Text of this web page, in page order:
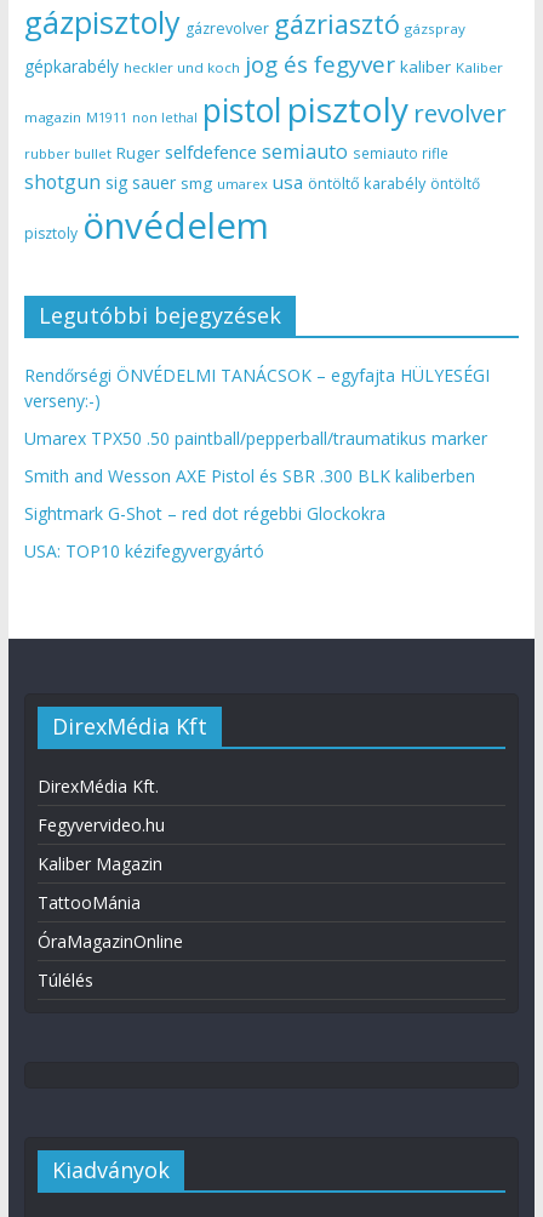
gázpisztoly gázrevolver gázriasztó gázspray
gépkarabély heckler und koch jog és fegyver kaliber Kaliber
magazin M1911 non lethal pistol pisztoly revolver
rubber bullet Ruger selfdefence semiauto semiauto rifle
shotgun sig sauer smg umarex usa öntöltő karabély öntöltő
pisztoly önvédelem
Legutóbbi bejegyzések
Rendőrségi ÖNVÉDELMI TANÁCSOK – egyfajta HÜLYESÉGI
verseny:-)
Umarex TPX50 .50 paintball/pepperball/traumatikus marker
Smith and Wesson AXE Pistol és SBR .300 BLK kaliberben
Sightmark G-Shot – red dot régebbi Glockokra
USA: TOP10 kézifegyvergyártó
DirexMédia Kft
DirexMédia Kft.
Fegyvervideo.hu
Kaliber Magazin
TattooMánia
ÓraMagazinOnline
Túlélés
Kiadványok